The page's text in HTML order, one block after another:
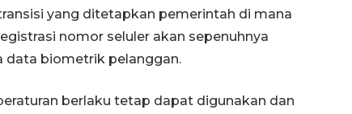
yang ditetapkan pemerintah di mana
nomor seluler akan sepenuhnya
data biometrik pelanggan.
berlaku tetap dapat digunakan dan